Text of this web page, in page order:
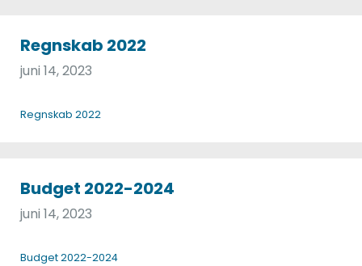
Regnskab 2022
juni 14, 2023
Regnskab 2022
Budget 2022-2024
juni 14, 2023
Budget 2022-2024